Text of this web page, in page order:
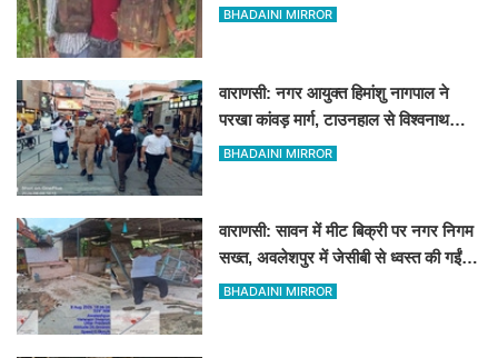
पत्नी रहती है मायके, जानें पूरा घटनाक्रम
BHADAINI MIRROR
वाराणसी: नगर आयुक्त हिमांशु नागपाल ने
परखा कांवड़ मार्ग, टाउनहाल से विश्वनाथ
मंदिर तक किया पैदल और गोल्फ कार्ट से
BHADAINI MIRROR
वाराणसी: सावन में मीट बिक्री पर नगर निगम
सख्त, अवलेशपुर में जेसीबी से ध्वस्त की गईं
12 दुकानें
BHADAINI MIRROR